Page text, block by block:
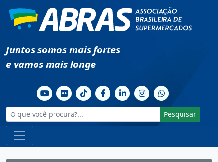
Juntos somos mais fortes
e vamos mais longe
Pesquisar